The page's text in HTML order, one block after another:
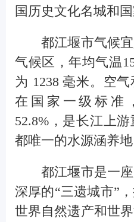
国历史文化名城和
都江堰市气候
气候区，年均气温
为 1238 毫米。空
在国家一级标准
52.8%，是长江上
都唯一的水源涵养地
都江堰市是一
深厚的“三遗城市”
世界自然遗产和世